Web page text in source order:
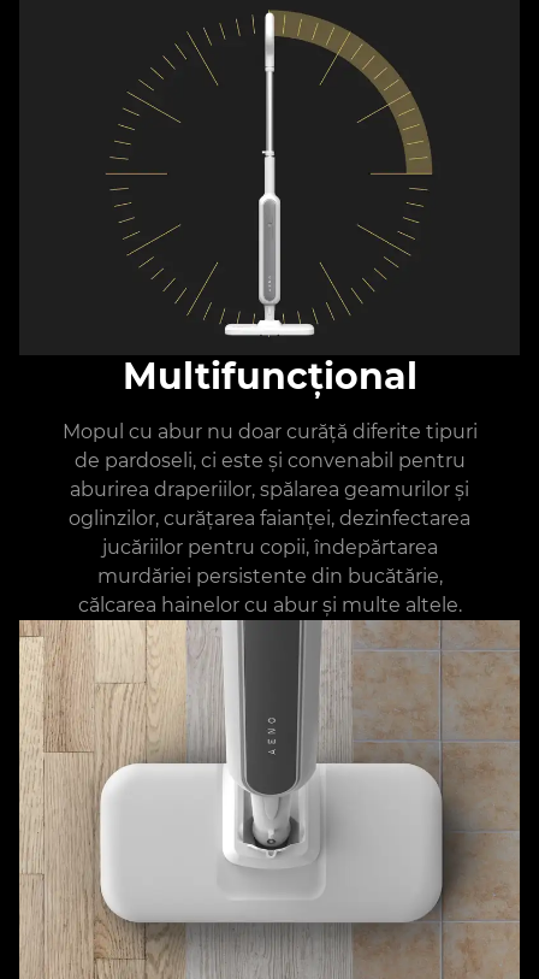
Multifuncțional
Mopul cu abur nu doar curăță diferite tipuri
de pardoseli, ci este și convenabil pentru
aburirea draperiilor, spălarea geamurilor și
oglinzilor, curățarea faianței, dezinfectarea
jucăriilor pentru copii, îndepărtarea
murdăriei persistente din bucătărie,
călcarea hainelor cu abur și multe altele.